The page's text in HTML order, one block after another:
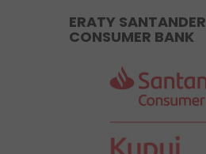
ERATY SANTANDER
CONSUMER BANK